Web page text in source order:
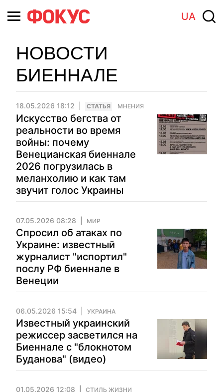
UA
НОВОСТИ
БИЕННАЛЕ
18.05.2026 18:12 CТАТЬЯ МНЕНИЯ
Искусство бегства от
реальности во время
войны: почему
Венецианская биеннале
2026 погрузилась в
меланхолию и как там
звучит голос Украины
07.05.2026 08:28 МИР
Спросил об атаках по
Украине: известный
журналист "испортил"
послу РФ биеннале в
Венеции
06.05.2026 15:54 УКРАИНА
Известный украинский
режиссер засветился на
Биеннале с "блокнотом
Буданова" (видео)
01.05.2026 12:08 СТИЛЬ ЖИЗНИ